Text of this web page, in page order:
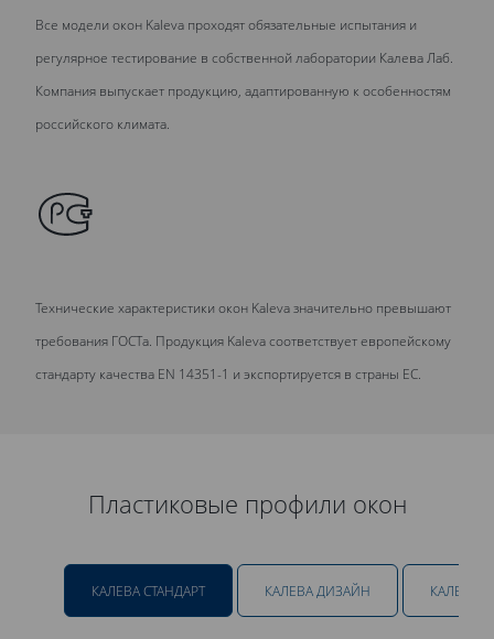
Все модели окон Kaleva проходят обязательные испытания и
регулярное тестирование в собственной лаборатории Калева Лаб.
Компания выпускает продукцию, адаптированную к особенностям
российского климата.
Технические характеристики окон Kaleva значительно превышают
требования ГОСТа. Продукция Kaleva соответствует европейскому
стандарту качества EN 14351-1 и экспортируется в страны ЕС.
Пластиковые профили окон
КАЛЕВА СТАНДАРТ КАЛЕВА ДИЗАЙН КАЛЕВА